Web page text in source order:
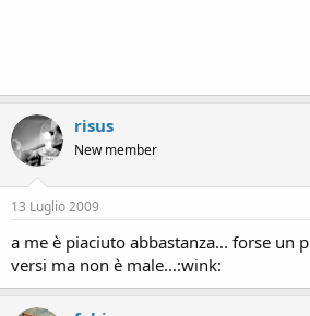
risus
New member
13 Luglio 2009
a me è piaciuto abbastanza... forse un
versi ma non è male...:wink: